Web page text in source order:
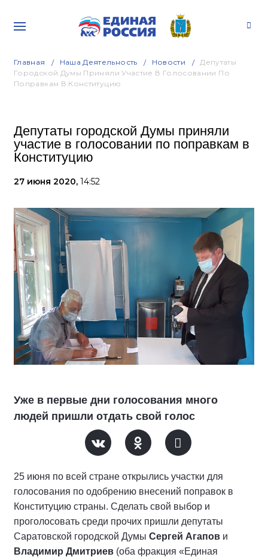
Главная Наша Деятельность Новости
Депутаты
Городской Думы Приняли Участие В Голосовании По
Поправкам В Конституцию
Депутаты городской Думы приняли
участие в голосовании по поправкам в
Конституцию
27 июня 2020, 14:52
Уже в первые дни голосования много
людей пришли отдать свой голос
25 июня по всей стране открылись участки для
голосования по одобрению внесений поправок в
Конституцию страны. Сделать свой выбор и
проголосовать среди прочих пришли депутаты
Саратовской городской Думы Сергей Агапов и
Владимир Дмитриев (оба фракция «Единая